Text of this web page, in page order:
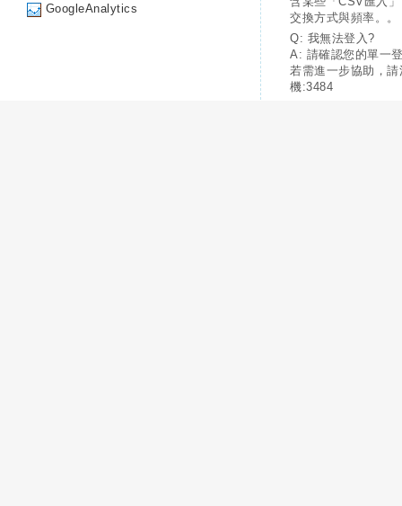
GoogleAnalytics
交換方式與頻率。。
Q: 我無法登入?
A: 請確認您的單一
若需進一步協助，
機:3484